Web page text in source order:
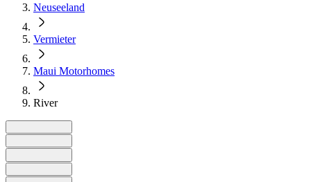
Neuseeland
Vermieter
Maui Motorhomes
River